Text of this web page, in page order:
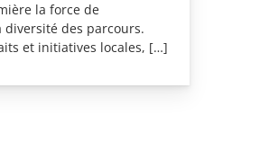
la force de
diversité des parcours.
et initiatives locales, […]